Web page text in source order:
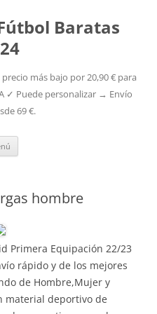
Baratas
más bajo por 20,90 € para
✓ Puede personalizar → Envío
69 €.
hombre
Primera Equipación 22/23
rápido y de los mejores
de Hombre,Mujer y
material deportivo de